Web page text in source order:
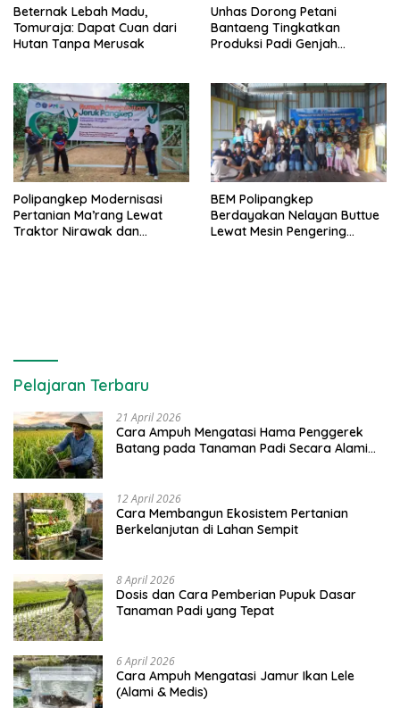
Beternak Lebah Madu,
Tomuraja: Dapat Cuan dari
Hutan Tanpa Merusak
Unhas Dorong Petani
Bantaeng Tingkatkan
Produksi Padi Genjah
Polipangkep Modernisasi
Pertanian Ma’rang Lewat
Traktor Nirawak dan
BEM Polipangkep
Berdayakan Nelayan Buttue
Lewat Mesin Pengering
Pelajaran Terbaru
21 April 2026
Cara Ampuh Mengatasi Hama Penggerek
Batang pada Tanaman Padi Secara Alami
12 April 2026
Cara Membangun Ekosistem Pertanian
Berkelanjutan di Lahan Sempit
8 April 2026
Dosis dan Cara Pemberian Pupuk Dasar
Tanaman Padi yang Tepat
6 April 2026
Cara Ampuh Mengatasi Jamur Ikan Lele
(Alami & Medis)